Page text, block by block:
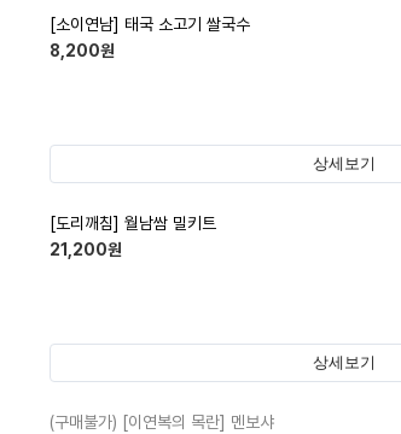
[소이연남] 태국 소고기 쌀국수
8,200원
상세보기
[도리깨침] 월남쌈 밀키트
21,200원
상세보기
(구매불가) [이연복의 목란] 멘보샤